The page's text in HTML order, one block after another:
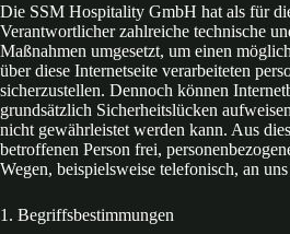
Die SSM Hospitality GmbH hat als für
Verantwortlicher zahlreiche technische
Maßnahmen umgesetzt, um einen
über diese Internetseite verarbeiteten
sicherzustellen. Dennoch können
grundsätzlich Sicherheitslücken
nicht gewährleistet werden kann. Aus
betroffenen Person frei,
Wegen, beispielsweise telefonisch, an
1. Begriffsbestimmungen